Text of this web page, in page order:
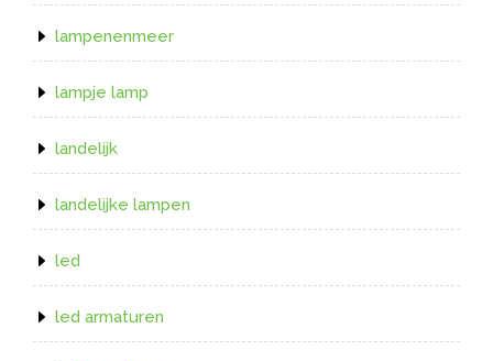
lampenenmeer
lampje lamp
landelijk
landelijke lampen
led
led armaturen